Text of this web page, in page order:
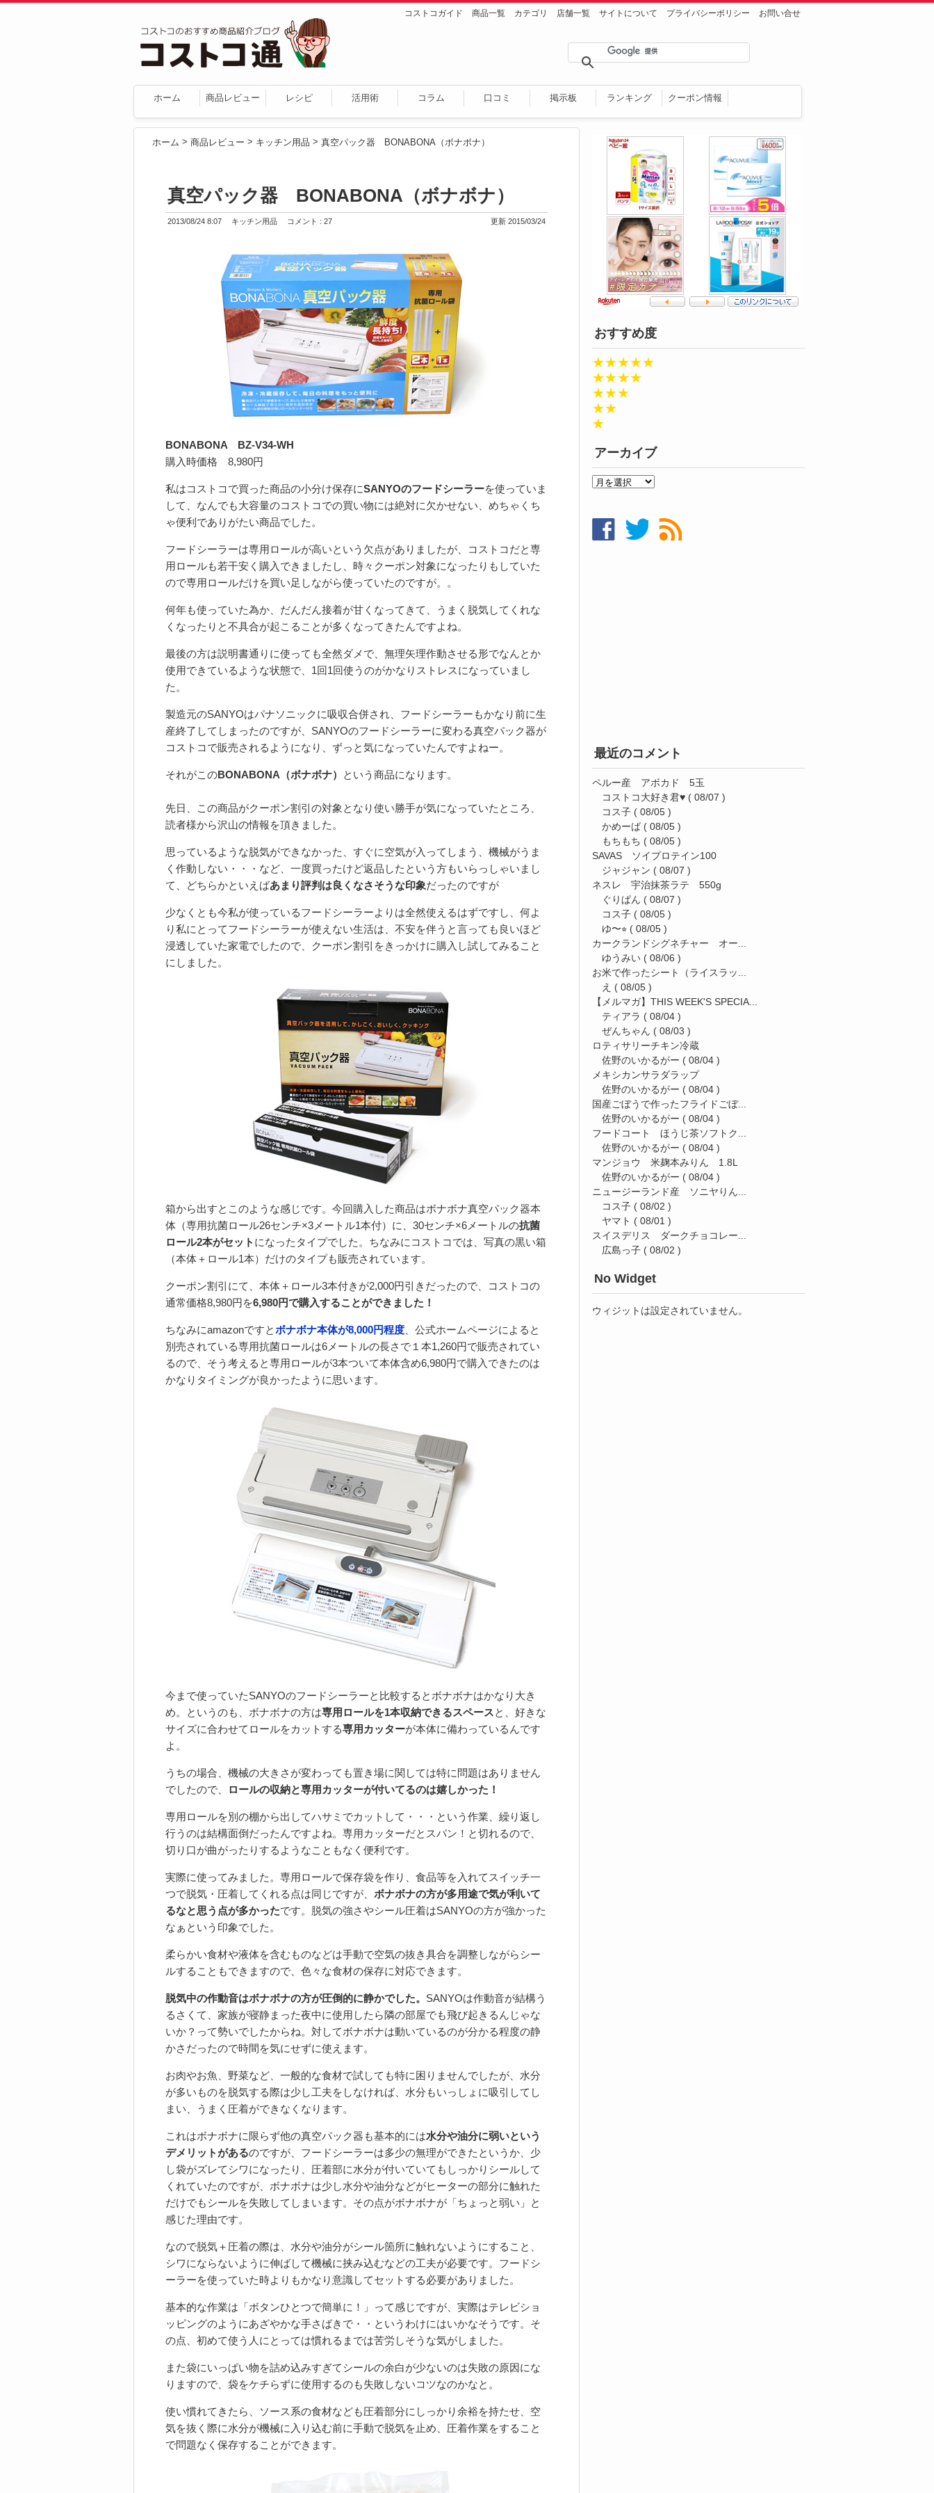
コストコガイド 商品一覧 カテゴリ 店舗一覧 サイトについて プライバシーポリシー お問い合せ
ホーム 商品レビュー レシピ 活用術 コラム 口コミ 掲示板 ランキング クーポン情報
ホーム > 商品レビュー > キッチン用品 > 真空パック器 BONABONA（ボナボナ）
真空パック器 BONABONA（ボナボナ）
2013/08/24 8:07 キッチン用品 コメント : 27 更新 2015/03/24
BONABONA BZ-V34-WH
購入時価格 8,980円
私はコストコで買った商品の小分け保存にSANYOのフードシーラーを使っていま
して、なんでも大容量のコストコでの買い物には絶対に欠かせない、めちゃくち
ゃ便利でありがたい商品でした。
フードシーラーは専用ロールが高いという欠点がありましたが、コストコだと専
用ロールも若干安く購入できましたし、時々クーポン対象になったりもしていた
ので専用ロールだけを買い足しながら使っていたのですが。。
何年も使っていた為か、だんだん接着が甘くなってきて、うまく脱気してくれな
くなったりと不具合が起こることが多くなってきたんですよね。
最後の方は説明書通りに使っても全然ダメで、無理矢理作動させる形でなんとか
使用できているような状態で、1回1回使うのがかなりストレスになっていまし
た。
製造元のSANYOはパナソニックに吸収合併され、フードシーラーもかなり前に生
産終了してしまったのですが、SANYOのフードシーラーに変わる真空パック器が
コストコで販売されるようになり、ずっと気になっていたんですよねー。
それがこのBONABONA（ボナボナ） という商品になります。
先日、この商品がクーポン割引の対象となり使い勝手が気になっていたところ、
読者様から沢山の情報を頂きました。
思っているような脱気ができなかった、すぐに空気が入ってしまう、機械がうま
く作動しない・・・など、一度買ったけど返品したという方もいらっしゃいまし
て、どちらかといえばあまり評判は良くなさそうな印象だったのですが
少なくとも今私が使っているフードシーラーよりは全然使えるはずですし、何よ
り私にとってフードシーラーが使えない生活は、不安を伴うと言っても良いほど
浸透していた家電でしたので、クーポン割引をきっかけに購入し試してみること
にしました。
箱から出すとこのような感じです。今回購入した商品はボナボナ真空パック器本
体（専用抗菌ロール26センチ×3メートル1本付）に、30センチ×6メートルの抗菌
ロール2本がセット になったタイプでした。ちなみにコストコでは、写真の黒い箱
（本体＋ロール1本）だけのタイプも販売されています。
クーポン割引にて、本体＋ロール3本付きが2,000円引きだったので、コストコの
通常価格8,980円を6,980円で購入することができました！
ちなみにamazonですとボナボナ本体が8,000円程度 、公式ホームページによると
別売されている専用抗菌ロールは6メートルの長さで１本1,260円で販売されてい
るので、そう考えると専用ロールが3本ついて本体含め6,980円で購入できたのは
かなりタイミングが良かったように思います。
今まで使っていたSANYOのフードシーラーと比較するとボナボナはかなり大き
め。というのも、ボナボナの方は専用ロールを1本収納できるスペースと、好きな
サイズに合わせてロールをカットする専用カッターが本体に備わっているんです
よ。
うちの場合、機械の大きさが変わっても置き場に関しては特に問題はありません
でしたので、
ロールの収納と専用カッターが付いてるのは嬉しかった！
専用ロールを別の棚から出してハサミでカットして・・・という作業、繰り返し
行うのは結構面倒だったんですよね。専用カッターだとスパン！と切れるので、
切り口が曲がったりするようなこともなく便利です。
実際に使ってみました。専用ロールで保存袋を作り、食品等を入れてスイッチ一
つで脱気・圧着してくれる点は同じですが、 ボナボナの方が多用途で気が利いて
るなと思う点が多かったです。脱気の強さやシール圧着はSANYOの方が強かった
なぁという印象でした。
柔らかい食材や液体を含むものなどは手動で空気の抜き具合を調整しながらシー
ルすることもできますので、色々な食材の保存に対応できます。
脱気中の作動音はボナボナの方が圧倒的に静かでした。 SANYOは作動音が結構う
るさくて、家族が寝静まった夜中に使用したら隣の部屋でも飛び起きるんじゃな
いか？って勢いでしたからね。対してボナボナは動いているのが分かる程度の静
かさだったので時間を気にせずに使えます。
お肉やお魚、野菜など、一般的な食材で試しても特に困りませんでしたが、水分
が多いものを脱気する際は少し工夫をしなければ、水分もいっしょに吸引してし
まい、うまく圧着ができなくなります。
これはボナボナに限らず他の真空パック器も基本的には水分や油分に弱いという
デメリットがあるのですが、フードシーラーは多少の無理ができたというか、少
し袋がズレてシワになったり、圧着部に水分が付いていてもしっかりシールして
くれていたのですが、ボナボナは少し水分や油分などがヒーターの部分に触れた
だけでもシールを失敗してしまいます。その点がボナボナが「ちょっと弱い」と
感じた理由です。
なので脱気＋圧着の際は、水分や油分がシール箇所に触れないようにすること、
シワにならないように伸ばして機械に挟み込むなどの工夫が必要です。フードシ
ーラーを使っていた時よりもかなり意識してセットする必要がありました。
基本的な作業は「ボタンひとつで簡単に！」って感じですが、実際はテレビショ
ッピングのようにあざやかな手さばきで・・というわけにはいかなそうです。そ
の点、初めて使う人にとっては慣れるまでは苦労しそうな気がしました。
また袋にいっぱい物を詰め込みすぎてシールの余白が少ないのは失敗の原因にな
りますので、袋をケチらずに使用するのも失敗しないコツなのかなと。
使い慣れてきたら、ソース系の食材なども圧着部分にしっかり余裕を持たせ、空
気を抜く際に水分が機械に入り込む前に手動で脱気を止め、圧着作業をすること
で問題なく保存することができます。
おすすめ度
★★★★★
★★★★
★★★
★★
★
アーカイブ
ア
ブ
最近のコメント
ペルー産 アボカド 5玉
コストコ大好き君♥️ ( 08/07 )
コス子 ( 08/05 )
かめーば ( 08/05 )
もちもち ( 08/05 )
SAVAS ソイプロテイン100
ジャジャン ( 08/07 )
ネスレ 宇治抹茶ラテ 550g
ぐりぱん ( 08/07 )
コス子 ( 08/05 )
ゆ〜⭐︎ ( 08/05 )
カークランドシグネチャー オー...
ゆうみい ( 08/06 )
お米で作ったシート（ライスラッ...
え ( 08/05 )
【メルマガ】THIS WEEK'S SPECIA...
ティアラ ( 08/04 )
ぜんちゃん ( 08/03 )
ロティサリーチキン冷蔵
佐野のいかるがー ( 08/04 )
メキシカンサラダラップ
佐野のいかるがー ( 08/04 )
国産ごぼうで作ったフライドごぼ...
佐野のいかるがー ( 08/04 )
フードコート ほうじ茶ソフトク...
佐野のいかるがー ( 08/04 )
マンジョウ 米麹本みりん 1.8L
佐野のいかるがー ( 08/04 )
ニュージーランド産 ソニヤりん...
コス子 ( 08/02 )
ヤマト ( 08/01 )
スイスデリス ダークチョコレー...
広島っ子 ( 08/02 )
No Widget
ウィジットは設定されていません。